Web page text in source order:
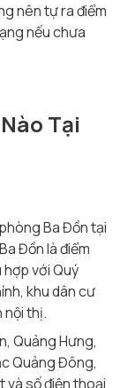
nên tự ra điểm
nếu chưa
Tại
Ba Đồn tại
Đồn là điểm
hợp với Quý
khu dân cư
nội thị.
Quảng Hưng,
Quảng Đông,
và số điện thoại